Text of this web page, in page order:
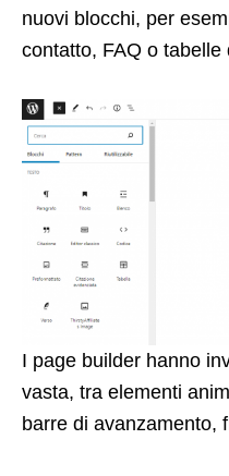
nuovi blocchi, per
contatto, FAQ o tabelle
I page builder hanno
vasta, tra elementi
barre di avanzamento,